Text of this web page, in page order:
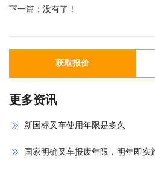
下一篇：没有了！
获取报价
更多资讯
新国标叉车使用年限是多久
国家明确叉车报废年限，明年即实